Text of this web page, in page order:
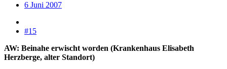
6 Juni 2007
#15
AW: Beinahe erwischt worden (Krankenhaus Elisabeth
Herzberge, alter Standort)